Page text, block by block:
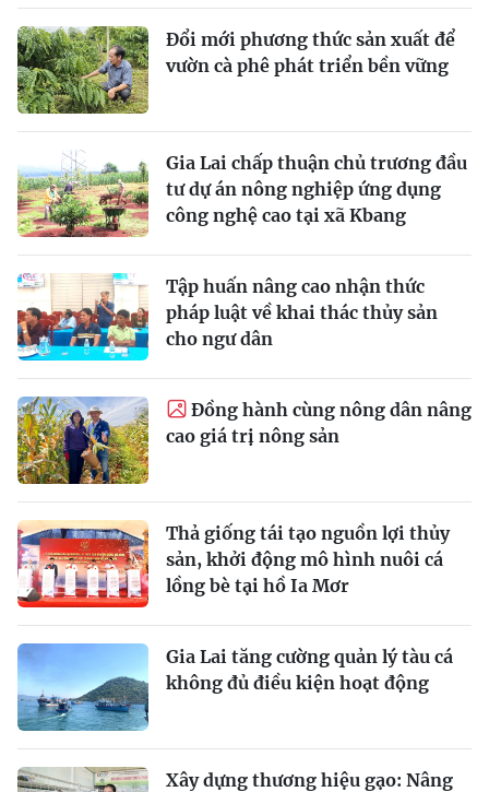
Đổi mới phương thức sản xuất để
vườn cà phê phát triển bền vững
Gia Lai chấp thuận chủ trương đầu
tư dự án nông nghiệp ứng dụng
công nghệ cao tại xã Kbang
Tập huấn nâng cao nhận thức
pháp luật về khai thác thủy sản
cho ngư dân
Ðồng hành cùng nông dân nâng
cao giá trị nông sản
Thả giống tái tạo nguồn lợi thủy
sản, khởi động mô hình nuôi cá
lồng bè tại hồ Ia Mơr
Gia Lai tăng cường quản lý tàu cá
không đủ điều kiện hoạt động
Xây dựng thương hiệu gạo: Nâng